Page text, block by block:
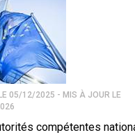
05/12/2025 - MIS À JOUR LE
compétentes